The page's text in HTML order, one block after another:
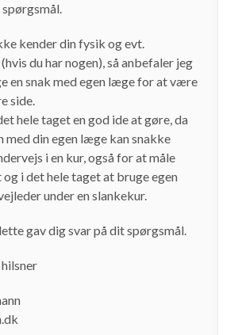
kender din fysik og evt.
du har nogen), så anbefaler jeg
en snak med egen læge for at være
side.
hele taget en god ide at gøre, da
med din egen læge kan snakke
i en kur, også for at måle
i det hele taget at bruge egen
under en slankekur.
gav dig svar på dit spørgsmål.